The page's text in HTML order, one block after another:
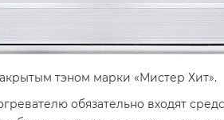
тэном марки «Мистер Хит».
обязательно входят